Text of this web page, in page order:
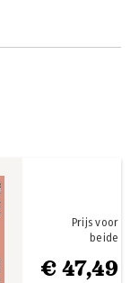
€ 47,49
Prijs voor
beide